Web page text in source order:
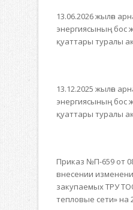
13.06.2026 жылға
энергиясының бос
қуаттары туралы
13.12.2025 жылға
энергиясының бос
қуаттары туралы
Приказ №П-659 от
внесении
закупаемых ТРУ
тепловые сети» на